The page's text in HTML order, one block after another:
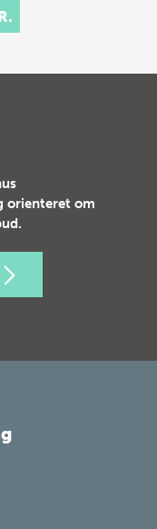
orienteret om